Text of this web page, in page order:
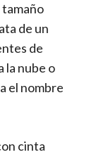
de un
de
la nube o
el nombre
cinta